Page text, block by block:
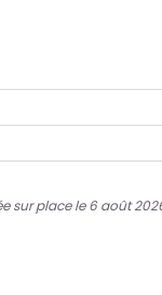
place le 6 août